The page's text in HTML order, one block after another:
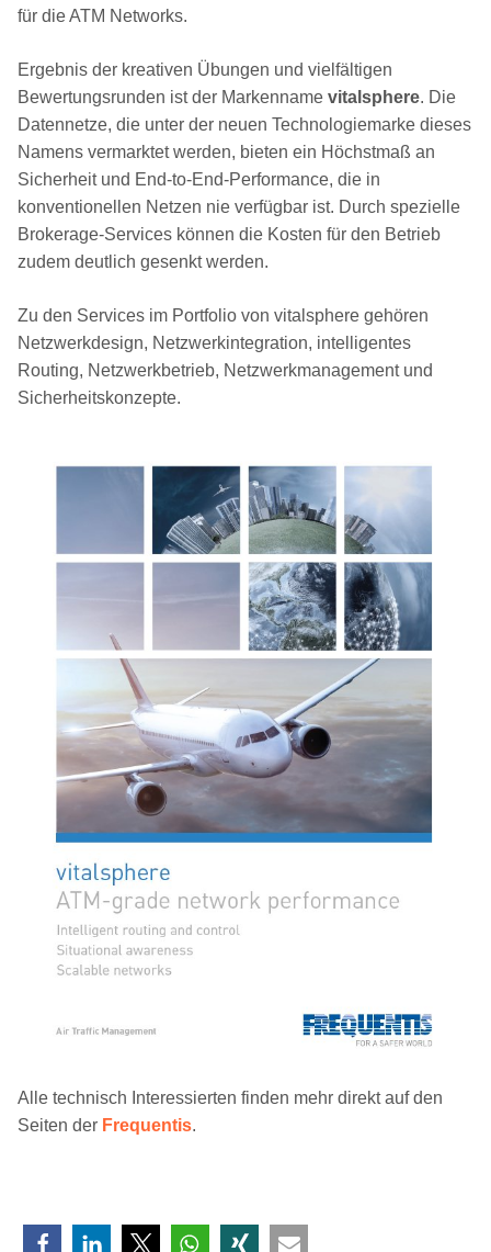
für die ATM Networks.
Ergebnis der kreativen Übungen und vielfältigen
Bewertungsrunden ist der Markenname vitalsphere. Die
Datennetze, die unter der neuen Technologiemarke dieses
Namens vermarktet werden, bieten ein Höchstmaß an
Sicherheit und End-to-End-Performance, die in
konventionellen Netzen nie verfügbar ist. Durch spezielle
Brokerage-Services können die Kosten für den Betrieb
zudem deutlich gesenkt werden.
Zu den Services im Portfolio von vitalsphere gehören
Netzwerkdesign, Netzwerkintegration, intelligentes
Routing, Netzwerkbetrieb, Netzwerkmanagement und
Sicherheitskonzepte.
Alle technisch Interessierten finden mehr direkt auf den
Seiten der Frequentis.